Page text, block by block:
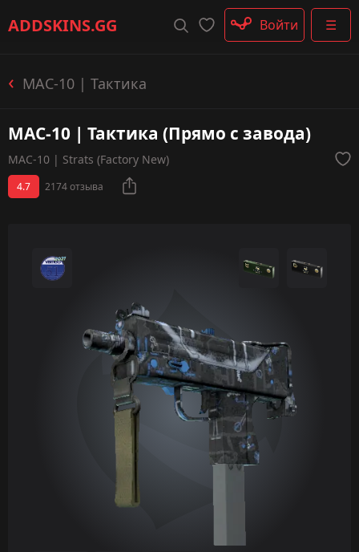
ADDSKINS.GG ☰
Пистолеты-пулемёты
Перчатки
Войти
MAC-10 | Тактика
MAC-10 | Тактика (Прямо с завода)
MAC-10 | Strats (Factory New)
4.7 2174 отзыва